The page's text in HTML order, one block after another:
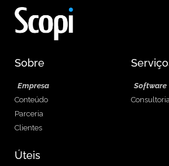
Sobre
Empresa
Conteúdo
Parceria
Clientes
Software
Úteis